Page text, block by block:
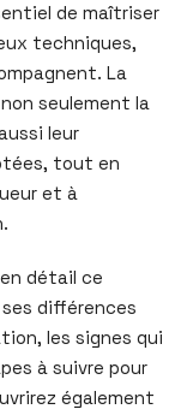
de maîtriser
techniques,
La
seulement la
leur
tout en
et à
détail ce
différences
les signes qui
à suivre pour
également